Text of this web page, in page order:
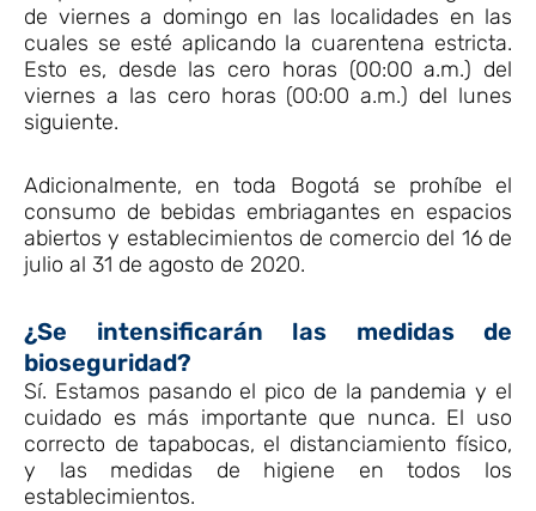
de viernes a domingo en las localidades en las
cuales se esté aplicando la cuarentena estricta.
Esto es, desde las cero horas (00:00 a.m.) del
viernes a las cero horas (00:00 a.m.) del lunes
siguiente.
Adicionalmente, en toda Bogotá se prohíbe el
consumo de bebidas embriagantes en espacios
abiertos y establecimientos de comercio del 16 de
julio al 31 de agosto de 2020.
¿Se intensificarán las medidas de
bioseguridad?
Sí. Estamos pasando el pico de la pandemia y el
cuidado es más importante que nunca. El uso
correcto de tapabocas, el distanciamiento físico,
y las medidas de higiene en todos los
establecimientos.